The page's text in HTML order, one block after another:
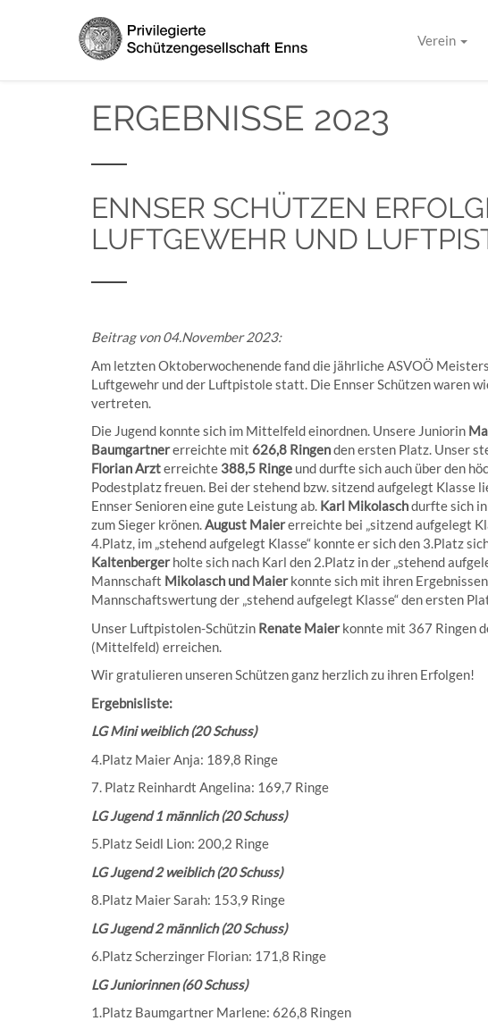
Verein
ERGEBNISSE 2023
ENNSER SCHÜTZEN
LUFTGEWEHR UND
Beitrag von 04.November 2023:
Am letzten Oktoberwochenende fand die jährliche ASVOÖ
Luftgewehr und der Luftpistole statt. Die Ennser Schützen waren
vertreten.
Die Jugend konnte sich im Mittelfeld einordnen. Unsere Juniorin
Baumgartnererreichte mit 626,8 Ringenden ersten Platz. Unser
Florian Arzterreichte 388,5 Ringe und durfte sich auch über den
Podestplatz freuen. Bei der stehend bzw. sitzend aufgelegt Klasse
Ennser Senioren eine gute Leistung ab. Karl Mikolaschdurfte sich
zum Sieger krönen.August Maiererreichte bei „sitzend aufgelegt
4.Platz, im „stehend aufgelegt Klasse“ konnte er sich den 3.Platz
Kaltenbergerholte sich nach Karl den 2.Platz in der „stehend
Mannschaft Mikolasch und Maierkonnte sich mit ihren
Mannschaftswertung der „stehend aufgelegt Klasse“ den ersten
Unser Luftpistolen-Schützin Renate Maierkonnte mit 367 Ringen
(Mittelfeld) erreichen.
Wir gratulieren unseren Schützen ganz herzlich zu ihren Erfolgen!
Ergebnisliste:
LG Mini weiblich (20 Schuss)
4.Platz Maier Anja: 189,8 Ringe
7. Platz Reinhardt Angelina: 169,7 Ringe
LG Jugend 1 männlich (20 Schuss)
5.Platz Seidl Lion: 200,2 Ringe
LG Jugend 2 weiblich (20 Schuss)
8.Platz Maier Sarah: 153,9 Ringe
LG Jugend 2 männlich (20 Schuss)
6.Platz Scherzinger Florian: 171,8 Ringe
LG Juniorinnen (60 Schuss)
1.Platz Baumgartner Marlene: 626,8 Ringen